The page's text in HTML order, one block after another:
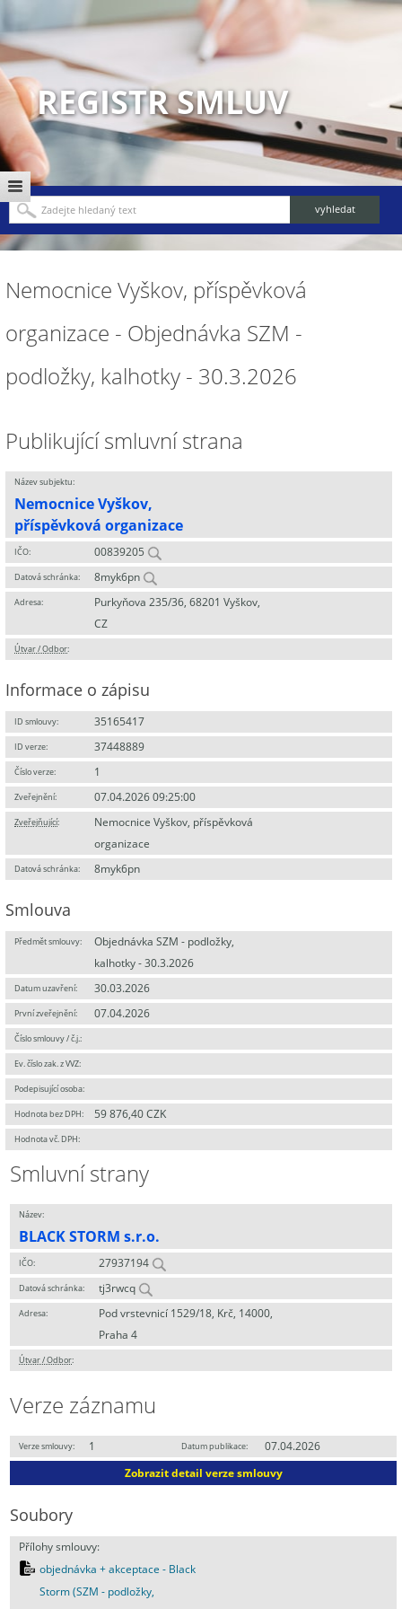
REGISTR SMLUV
Nemocnice Vyškov, příspěvková
organizace - Objednávka SZM -
podložky, kalhotky - 30.3.2026
Publikující smluvní strana
Název subjektu:
Nemocnice Vyškov,
příspěvková organizace
IČO: 00839205
Datová schránka: 8myk6pn
Adresa:
Purkyňova 235/36, 68201 Vyškov,
CZ
Útvar / Odbor:
Informace o zápisu
ID smlouvy: 35165417
ID verze: 37448889
Číslo verze: 1
Zveřejnění: 07.04.2026 09:25:00
Zveřejňující:
Nemocnice Vyškov, příspěvková
organizace
Datová schránka: 8myk6pn
Smlouva
Předmět smlouvy:
Objednávka SZM - podložky,
kalhotky - 30.3.2026
Datum uzavření: 30.03.2026
První zveřejnění: 07.04.2026
Číslo smlouvy / č.j.:
Ev. číslo zak. z VVZ:
Podepisující osoba:
Hodnota bez DPH: 59 876,40 CZK
Hodnota vč. DPH:
Smluvní strany
Název:
BLACK STORM s.r.o.
IČO: 27937194
Datová schránka: tj3rwcq
Adresa:
Pod vrstevnicí 1529/18, Krč, 14000,
Praha 4
Útvar / Odbor:
Verze záznamu
Verze smlouvy: 1 Datum publikace:
07.04.2026
Zobrazit detail verze smlouvy
Soubory
Přílohy smlouvy:
objednávka + akceptace - Black
Storm (SZM - podložky,